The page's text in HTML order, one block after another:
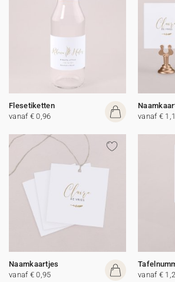
Flesetiketten
vanaf € 0,96
vanaf €
Naamkaartjes
vanaf € 0,95
vanaf €